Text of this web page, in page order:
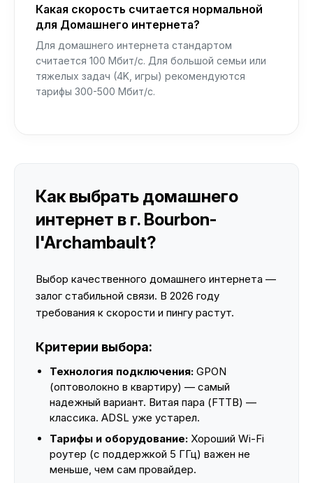
Какая скорость считается нормальной
для Домашнего интернета?
Для домашнего интернета стандартом
считается 100 Мбит/с. Для большой семьи или
тяжелых задач (4K, игры) рекомендуются
тарифы 300-500 Мбит/с.
Как выбрать домашнего
интернет в г. Bourbon-
l'Archambault?
Выбор качественного домашнего интернета —
залог стабильной связи. В 2026 году
требования к скорости и пингу растут.
Критерии выбора:
Технология подключения: GPON
(оптоволокно в квартиру) — самый
надежный вариант. Витая пара (FTTB) —
классика. ADSL уже устарел.
Тарифы и оборудование: Хороший Wi-Fi
роутер (с поддержкой 5 ГГц) важен не
меньше, чем сам провайдер.